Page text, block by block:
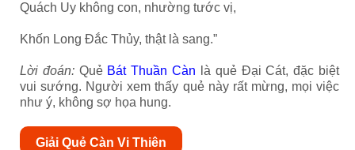
Quách Uy không con, nhường tước vị,
Khốn Long Đắc Thủy, thật là sang.”
Lời đoán:Quẻ Bát Thuần Càn là quẻ Đại Cát, đặc biệt
vui sướng. Người xem thấy quẻ này rất mừng, mọi việc
như ý, không sợ họa hung.
Giải Quẻ Càn Vi Thiên